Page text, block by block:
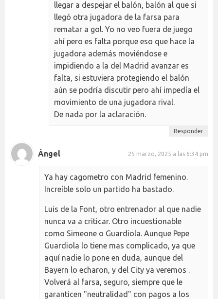
llegar a despejar el balón, balón al que si
llegó otra jugadora de la farsa para
rematar a gol. Yo no veo fuera de juego
ahí pero es falta porque eso que hace la
jugadora además moviéndose e
impidiendo a la del Madrid avanzar es
falta, si estuviera protegiendo el balón
aún se podría discutir pero ahí impedía el
movimiento de una jugadora rival.
De nada por la aclaración.
Responder
Ángel 25 marzo, 2025 a las 6:34 pm
Ya hay cagometro con Madrid femenino.
Increíble solo un partido ha bastado.
Luis de la Font, otro entrenador al que nadie
nunca va a criticar. Otro incuestionable
como Simeone o Guardiola. Aunque Pepe
Guardiola lo tiene mas complicado, ya que
aquí nadie lo pone en duda, aunque del
Bayern lo echaron, y del City ya veremos .
Volverá al farsa, seguro, siempre que le
garanticen "neutralidad" con pagos a los